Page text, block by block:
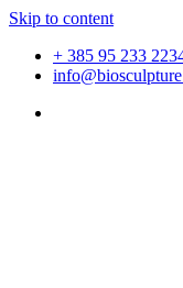
Skip to content
+ 385 95 233